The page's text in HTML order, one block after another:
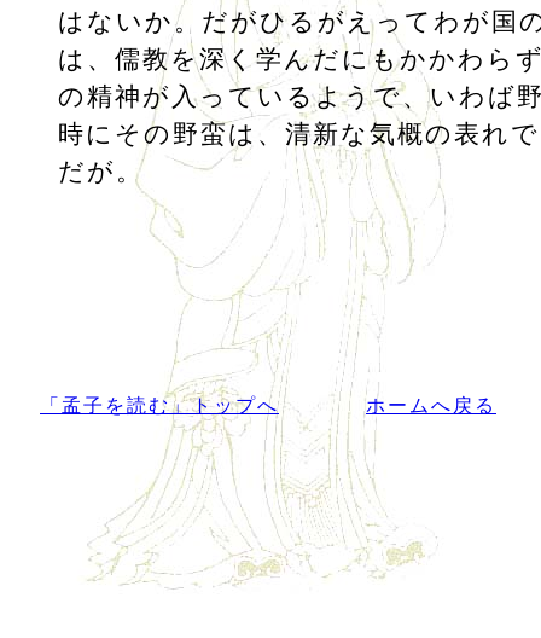
はないか。だがひるがえってわが国
は、儒教を深く学んだにもかかわら
の精神が入っているようで、いわば
時にその野蛮は、清新な気概の表れ
だが。
「孟子を読む」トップへ ホームへ戻る